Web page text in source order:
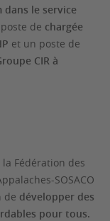
dans le service
de chargée
et un poste de
CIR à
Fédération des
SOSACO
de développer des
pour tous.